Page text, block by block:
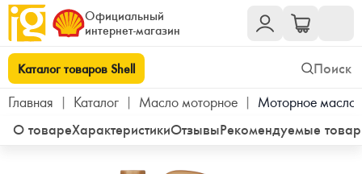
Официальный
интернет-магазин
Каталог товаров Shell
Главная | Каталог | Масло моторное | Моторное масло
О товареХарактеристикиОтзывыРекомендуемые